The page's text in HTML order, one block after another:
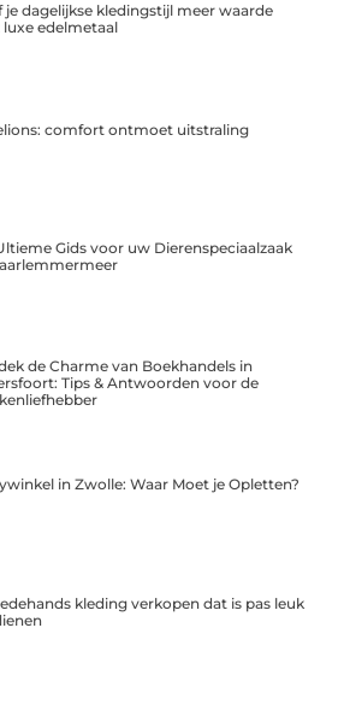
je dagelijkse kledingstijl meer waarde
edelmetaal
comfort ontmoet uitstraling
Gids voor uw Dierenspeciaalzaak
de Charme van Boekhandels in
Tips & Antwoorden voor de
in Zwolle: Waar Moet je Opletten?
kleding verkopen dat is pas leuk